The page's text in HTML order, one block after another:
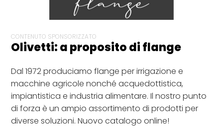
CONTENUTO SPONSORIZZATO
Olivetti: a proposito di flange
Dal 1972 produciamo flange per irrigazione e
macchine agricole nonché acquedottistica,
impiantistica e industria alimentare. Il nostro punto
di forza è un ampio assortimento di prodotti per
diverse soluzioni. Nuovo catalogo online!